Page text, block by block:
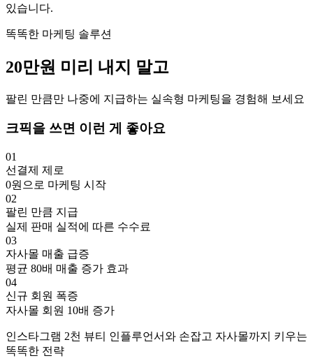
있습니다.
똑똑한 마케팅 솔루션
20만원 미리 내지 말고
팔린 만큼만 나중에 지급하는 실속형 마케팅을 경험해 보세요
크픽을 쓰면 이런 게 좋아요
01
선결제 제로
0원으로 마케팅 시작
02
팔린 만큼 지급
실제 판매 실적에 따른 수수료
03
자사몰 매출 급증
평균 80배 매출 증가 효과
04
신규 회원 폭증
자사몰 회원 10배 증가
인스타그램 2천 뷰티 인플루언서와 손잡고 자사몰까지 키우는
똑똑한 전략